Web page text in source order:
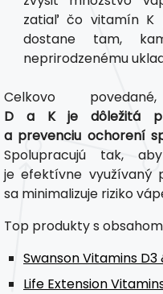
zatiaľ čo vitamín K
dostane tam,
neprirodzenému
Celkovo
D a K je dôležitá
a prevenciu ochorení
Spolupracujú tak,
je efektívne využívaný
sa minimalizuje riziko
Top produkty s
Swanson Vitamins D3
Life Extension